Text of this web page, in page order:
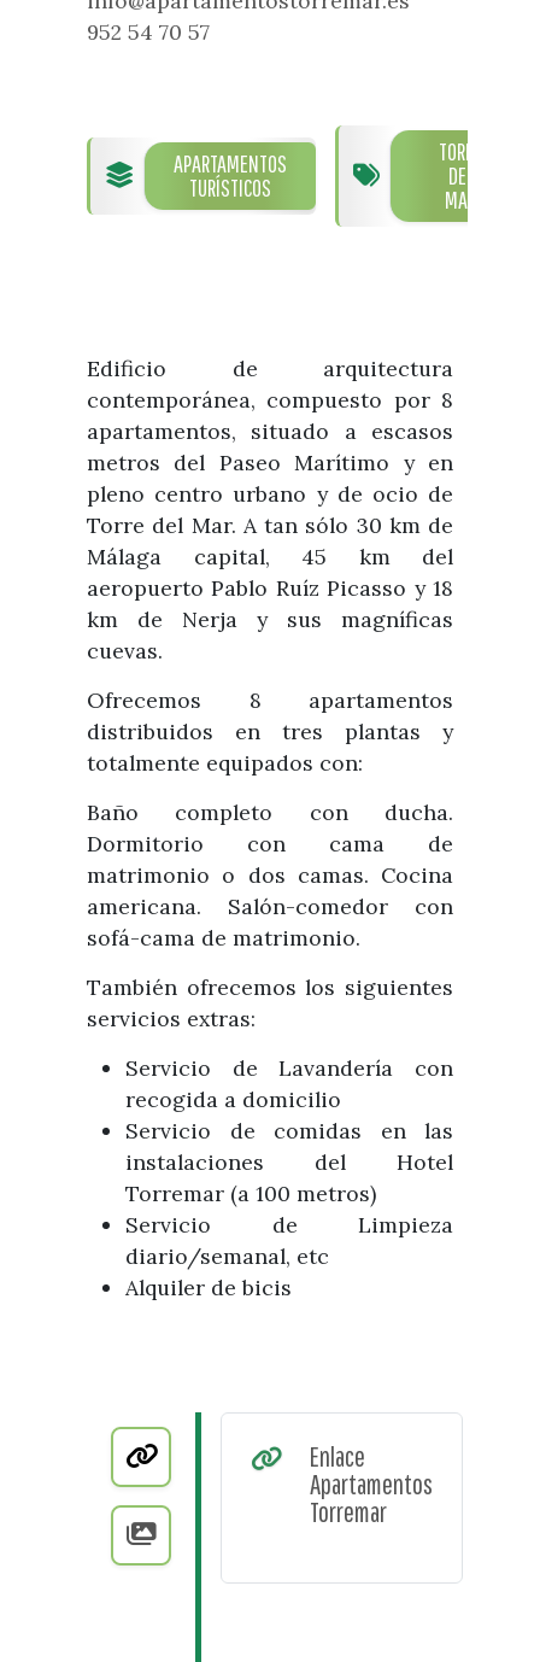
Oficinas de Turismo
Historia
Historia del municipio
Empresas de subtropicales
Visitas
Semana Santa de Vélez-
Málaga
Galería fotográfica de eventos
Guías turísticas
Encuestas
952 54 70 57
APARTAMENTOS
TURÍSTICOS
TORRE
DEL
MAR
Edificio de arquitectura
contemporánea, compuesto por 8
apartamentos, situado a escasos
metros del Paseo Marítimo y en
pleno centro urbano y de ocio de
Torre del Mar. A tan sólo 30 km de
Málaga capital, 45 km del
aeropuerto Pablo Ruíz Picasso y 18
km de Nerja y sus magníficas
cuevas.
Ofrecemos 8 apartamentos
distribuidos en tres plantas y
totalmente equipados con:
Baño completo con ducha.
Dormitorio con cama de
matrimonio o dos camas. Cocina
americana. Salón-comedor con
sofá-cama de matrimonio.
También ofrecemos los siguientes
servicios extras:
Servicio de Lavandería con
recogida a domicilio
Servicio de comidas en las
instalaciones del Hotel
Torremar (a 100 metros)
Servicio de Limpieza
diario/semanal, etc
Alquiler de bicis
Enlace
Apartamentos
Torremar